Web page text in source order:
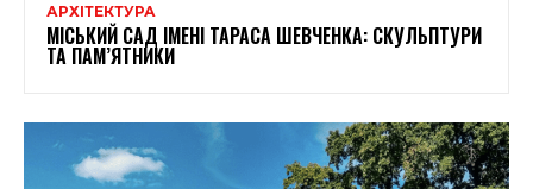
АРХІТЕКТУРА
МІСЬКИЙ САД ІМЕНІ ТАРАСА ШЕВЧЕНКА: СКУЛЬПТУРИ
ТА ПАМ’ЯТНИКИ